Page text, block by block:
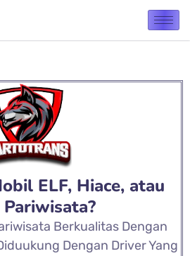
ELF, Hiace, atau
Pariwisata?
Berkualitas Dengan
Dengan Driver Yang